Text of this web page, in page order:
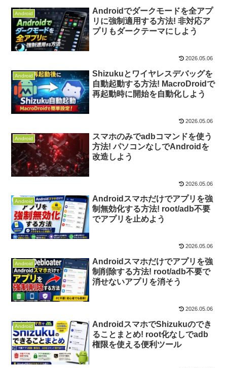
Android
Androidでダークモードを全アプ
リに強制適用する方法! 非対応ア
プリもダークテーマにしよう
2026.05.06
Android
Shizukuとワイヤレスデバッグを
自動起動する方法! MacroDroidで
再起動時に開始を自動化しよう
2026.05.06
Android
スマホのみでadbコマンドを使う
方法! パソコンなしでAndroidを
改造しよう
2026.05.06
Android
Androidスマホだけでアプリを強
制無効化する方法! root/adb不要
でアプリを止めよう
2026.05.06
Android
Androidスマホだけでアプリを強
制削除する方法! root/adb不要で
消せないアプリを消そう
2026.05.06
Android
AndroidスマホでShizukuのでき
ることまとめ! root化なしでadb
権限を使える便利ツール